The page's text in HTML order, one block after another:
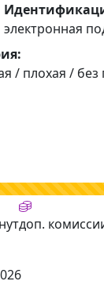
электронная
/ плохая / без
доп.